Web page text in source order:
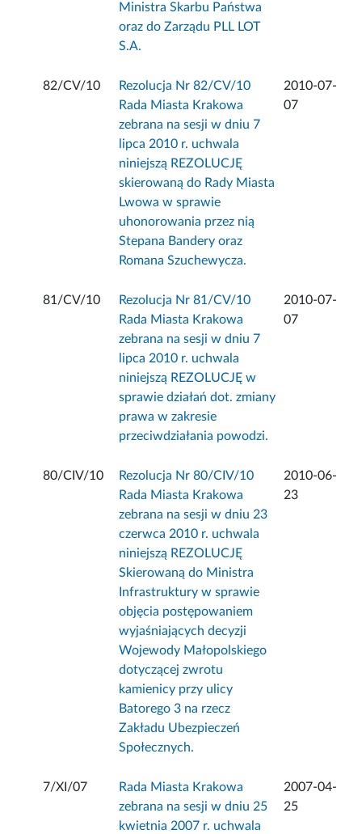
Ministra Skarbu Państwa
oraz do Zarządu PLL LOT
S.A.
82/CV/10
Rezolucja Nr 82/CV/10
Rada Miasta Krakowa
zebrana na sesji w dniu 7
lipca 2010 r. uchwala
niniejszą REZOLUCJĘ
skierowaną do Rady Miasta
Lwowa w sprawie
uhonorowania przez nią
Stepana Bandery oraz
Romana Szuchewycza.
2010-07-
07
81/CV/10
Rezolucja Nr 81/CV/10
Rada Miasta Krakowa
zebrana na sesji w dniu 7
lipca 2010 r. uchwala
niniejszą REZOLUCJĘ w
sprawie działań dot. zmiany
prawa w zakresie
przeciwdziałania powodzi.
2010-07-
07
80/CIV/10
Rezolucja Nr 80/CIV/10
Rada Miasta Krakowa
zebrana na sesji w dniu 23
czerwca 2010 r. uchwala
niniejszą REZOLUCJĘ
Skierowaną do Ministra
Infrastruktury w sprawie
objęcia postępowaniem
wyjaśniających decyzji
Wojewody Małopolskiego
dotyczącej zwrotu
kamienicy przy ulicy
Batorego 3 na rzecz
Zakładu Ubezpieczeń
Społecznych.
2010-06-
23
7/XI/07
Rada Miasta Krakowa
zebrana na sesji w dniu 25
kwietnia 2007 r. uchwala
2007-04-
25